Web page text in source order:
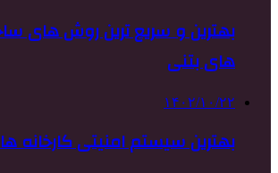
بهترین و سریع ترین روش های
های بتنی
۱۴۰۲/۱۰/۲۲
بهترین سیستم امنیتی کارخانه